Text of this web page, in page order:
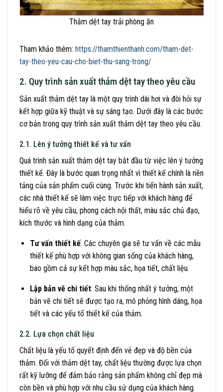
Thảm dệt tay trải phòng ăn
Tham khảo thêm: https://thamthienthanh.com/tham-det-
tay-theo-yeu-cau-cho-biet-thu-sang-trong/
2. Quy trình sản xuất thảm dệt tay theo yêu cầu
Sản xuất thảm dệt tay là một quy trình dài hơi và đòi hỏi sự
kết hợp giữa kỹ thuật và sự sáng tạo. Dưới đây là các bước
cơ bản trong quy trình sản xuất thảm dệt tay theo yêu cầu.
2.1. Lên ý tưởng thiết kế và tư vấn
Quá trình sản xuất thảm dệt tay bắt đầu từ việc lên ý tưởng
thiết kế. Đây là bước quan trọng nhất vì thiết kế chính là nền
tảng của sản phẩm cuối cùng. Trước khi tiến hành sản xuất,
các nhà thiết kế sẽ làm việc trực tiếp với khách hàng để
hiểu rõ về yêu cầu, phong cách nội thất, màu sắc chủ đạo,
kích thước và hình dạng của thảm.
Tư vấn thiết kế: Các chuyên gia sẽ tư vấn về các mẫu
thiết kế phù hợp với không gian sống của khách hàng,
bao gồm cả sự kết hợp màu sắc, họa tiết, chất liệu.
Lập bản vẽ chi tiết: Sau khi thống nhất ý tưởng, một
bản vẽ chi tiết sẽ được tạo ra, mô phỏng hình dáng, họa
tiết và các yếu tố thiết kế của thảm.
2.2. Lựa chọn chất liệu
Chất liệu là yếu tố quyết định đến vẻ đẹp và độ bền của
thảm. Đối với thảm dệt tay, chất liệu thường được lựa chọn
rất kỹ lưỡng để đảm bảo rằng sản phẩm không chỉ đẹp mà
còn bền và phù hợp với nhu cầu sử dụng của khách hàng.